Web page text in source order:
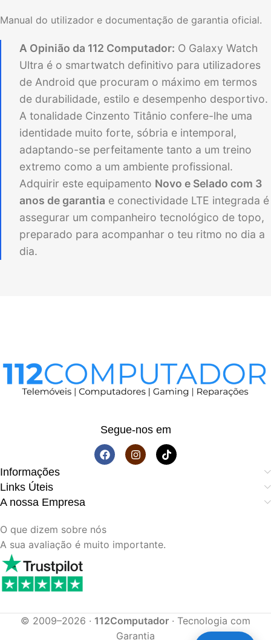
Manual do utilizador e documentação de garantia oficial.
A Opinião da 112 Computador: O Galaxy Watch
Ultra é o smartwatch definitivo para utilizadores
de Android que procuram o máximo em termos
de durabilidade, estilo e desempenho desportivo.
A tonalidade Cinzento Titânio confere-lhe uma
identidade muito forte, sóbria e intemporal,
adaptando-se perfeitamente tanto a um treino
extremo como a um ambiente profissional.
Adquirir este equipamento Novo e Selado com 3
anos de garantia e conectividade LTE integrada é
assegurar um companheiro tecnológico de topo,
preparado para acompanhar o teu ritmo no dia a
dia.
Segue-nos em
Informações
Links Úteis
A nossa Empresa
O que dizem sobre nós
A sua avaliação é muito importante.
© 2009–2026 · 112Computador · Tecnologia com
Garantia